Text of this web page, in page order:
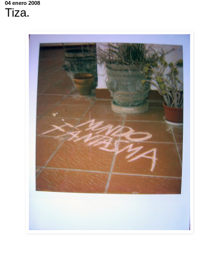
04 enero 2008
Tiza.